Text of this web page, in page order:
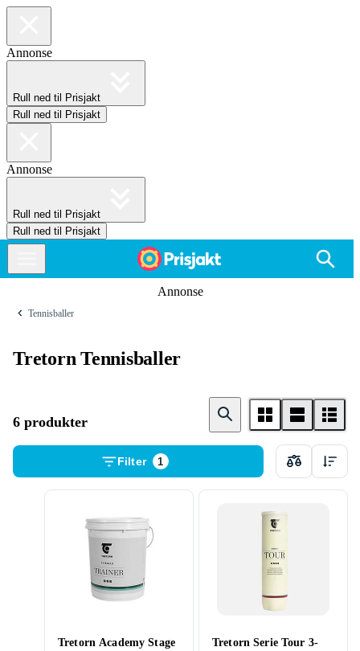
Annonse
Rull ned til Prisjakt
Rull ned til Prisjakt
Annonse
Rull ned til Prisjakt
Rull ned til Prisjakt
Annonse
Tennisballer
Tretorn Tennisballer
6 produkter
Filter 1
Tretorn Academy Stage
Tretorn Serie Tour 3-